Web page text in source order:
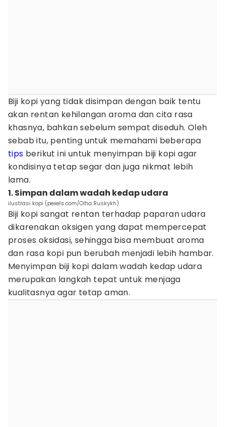
Biji kopi yang tidak disimpan dengan baik tentu
akan rentan kehilangan aroma dan cita rasa
khasnya, bahkan sebelum sempat diseduh. Oleh
sebab itu, penting untuk memahami beberapa
tips berikut ini untuk menyimpan biji kopi agar
kondisinya tetap segar dan juga nikmat lebih
lama.
1. Simpan dalam wadah kedap udara
ilustrasi kopi (pexels.com/Olha Ruskykh)
Biji kopi sangat rentan terhadap paparan udara
dikarenakan oksigen yang dapat mempercepat
proses oksidasi, sehingga bisa membuat aroma
dan rasa kopi pun berubah menjadi lebih hambar.
Menyimpan biji kopi dalam wadah kedap udara
merupakan langkah tepat untuk menjaga
kualitasnya agar tetap aman.